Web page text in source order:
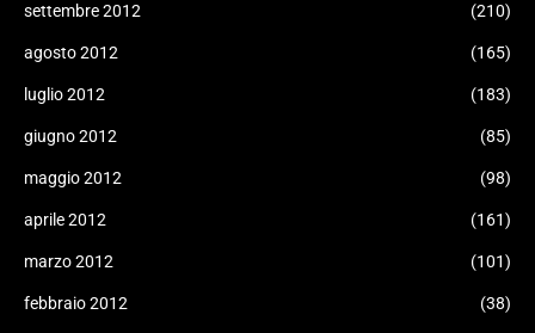
settembre 2012 (210)
agosto 2012 (165)
luglio 2012 (183)
giugno 2012 (85)
maggio 2012 (98)
aprile 2012 (161)
marzo 2012 (101)
febbraio 2012 (38)